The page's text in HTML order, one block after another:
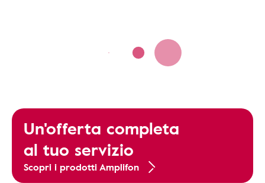
Un'offerta completa
al tuo servizio
Scopri i prodotti Amplifon